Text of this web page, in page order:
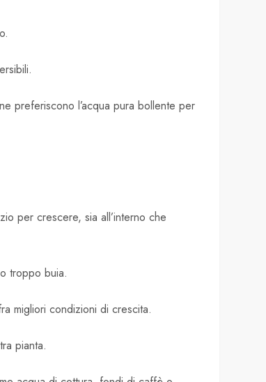
preferiscono l’acqua pura bollente per
per crescere, sia all’interno che
troppo buia.
migliori condizioni di crescita.
pianta.